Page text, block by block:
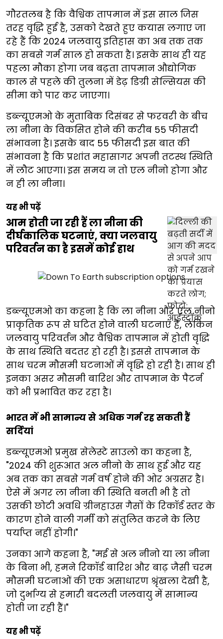
गौरतलब है कि वैश्विक तापमान में इस साल जिस
तरह वृद्धि हुई है, उसको देखते हुए कयास लगाए जा
रहे हैं कि 2024 जलवायु इतिहास का अब तक तक
का सबसे गर्म साल हो सकता है। इसके साथ ही यह
पहला मौका होगा जब बढ़ता तापमान औद्योगिक
काल से पहले की तुलना में डेढ़ डिग्री सेल्सियस की
सीमा को पार कर जाएगा।
डब्ल्यूएमओ के मुताबिक दिसंबर से फरवरी के बीच
ला नीना के विकसित होने की करीब 55 फीसदी
संभावना है। इसके बाद 55 फीसदी इस बात की
संभावना है कि प्रशांत महासागर अपनी तटस्थ स्थिति
में लौट आएगा। इस समय न तो एल नीनो होगा और
न ही ला नीना।
यह भी पढ़ें
आम होती जा रही हैं ला नीना की
दीर्घकालिक घटनाएं, क्या जलवायु
परिवर्तन का है इसमें कोई हाथ
डब्ल्यूएमओ का कहना है कि ला नीना और एल नीनो
प्राकृतिक रूप से घटित होने वाली घटनाएं हैं, लेकिन
जलवायु परिवर्तन और वैश्विक तापमान में होती वृद्धि
के साथ स्थिति बदतर हो रही है। इससे तापमान के
साथ चरम मौसमी घटनाओं में वृद्धि हो रही है। साथ ही
इनका असर मौसमी बारिश और तापमान के पैटर्न
को भी प्रभावित कर रहा है।
भारत में भी सामान्य से अधिक गर्म रह सकती हैं
सर्दियां
डब्ल्यूएमओ प्रमुख सेलेस्टे साउलो का कहना है,
"2024 की शुरूआत अल नीनो के साथ हुई और यह
अब तक का सबसे गर्म वर्ष होने की ओर अग्रसर है।
ऐसे में अगर ला नीना की स्थिति बनती भी है तो
उसकी छोटी अवधि ग्रीनहाउस गैसों के रिकॉर्ड स्तर के
कारण होने वाली गर्मी को संतुलित करने के लिए
पर्याप्त नहीं होगी।"
उनका आगे कहना है, "मई से अल नीनो या ला नीना
के बिना भी, हमने रिकॉर्ड बारिश और बाढ़ जैसी चरम
मौसमी घटनाओं की एक असाधारण श्रृंखला देखी है,
जो दुर्भाग्य से हमारी बदलती जलवायु में सामान्य
होती जा रही हैं।"
यह भी पढ़ें